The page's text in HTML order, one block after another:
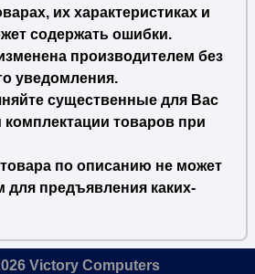
их характеристиках и
содержать ошибки.
производителем без
уведомления.
существенные для Вас
комплектации товаров при
по описанию не может
предъявления каких-
Victory Computers